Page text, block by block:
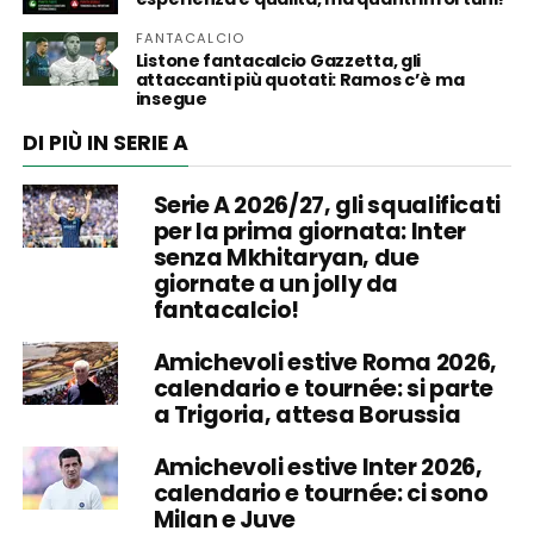
FANTACALCIO
Listone fantacalcio Gazzetta, gli
attaccanti più quotati: Ramos c’è ma
insegue
DI PIÙ IN SERIE A
Serie A 2026/27, gli squalificati
per la prima giornata: Inter
senza Mkhitaryan, due
giornate a un jolly da
fantacalcio!
Amichevoli estive Roma 2026,
calendario e tournée: si parte
a Trigoria, attesa Borussia
Amichevoli estive Inter 2026,
calendario e tournée: ci sono
Milan e Juve